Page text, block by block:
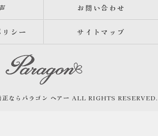
お問い合わせ
シー サイトマップ
ならパラゴン ヘアー ALL RIGHTS RESERVED.